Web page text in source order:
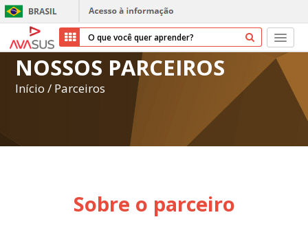
Início
Parceiros
Transparência
NOSSOS PARCEIROS
Início / Parceiros
Sobre o parceiro